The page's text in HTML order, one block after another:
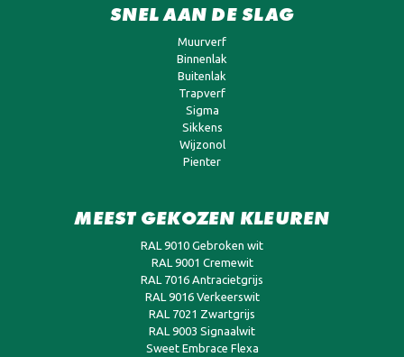
SNEL AAN DE SLAG
Muurverf
Binnenlak
Buitenlak
Trapverf
Sigma
Sikkens
Wijzonol
Pienter
MEEST GEKOZEN KLEUREN
RAL 9010 Gebroken wit
RAL 9001 Cremewit
RAL 7016 Antracietgrijs
RAL 9016 Verkeerswit
RAL 7021 Zwartgrijs
RAL 9003 Signaalwit
Sweet Embrace Flexa